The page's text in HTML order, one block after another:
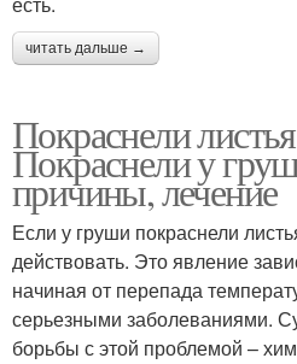
читать дальше →
Покраснели
Покраснели у
причины, лечение
Если у груши покраснели
действовать. Это явление
начиная от перепада
серьезными заболеваниями.
борьбы с этой проблемой –